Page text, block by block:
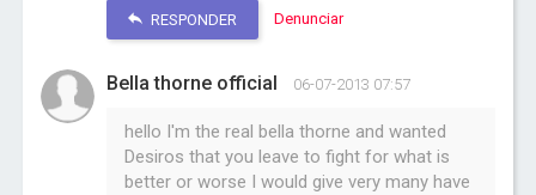
RESPONDER Denunciar
Bella thorne official 06-07-2013 07:57
hello I'm the real bella thorne and wanted
Desiros that you leave to fight for what is
better or worse I would give very many have